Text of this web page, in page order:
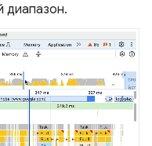
диапазон.